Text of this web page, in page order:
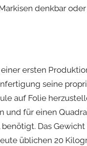
denkbar
ersten
seine
auf Folie
und für einen
Das
üblichen 20